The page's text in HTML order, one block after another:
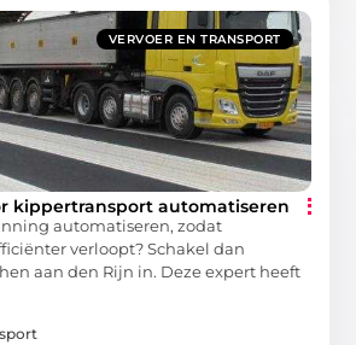
VERVOER EN TRANSPORT
kippertransport automatiseren
automatiseren, zodat
verloopt? Schakel dan
aan den Rijn in. Deze expert heeft